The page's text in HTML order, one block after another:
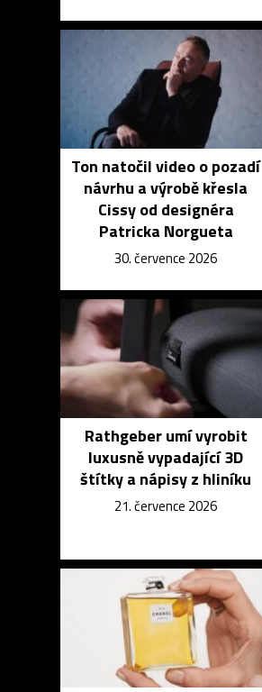
Ton natočil video o pozadí
návrhu a výrobě křesla
Cissy od designéra
Patricka Norgueta
30. července 2026
Rathgeber umí vyrobit
luxusně vypadající 3D
štítky a nápisy z hliníku
21. července 2026